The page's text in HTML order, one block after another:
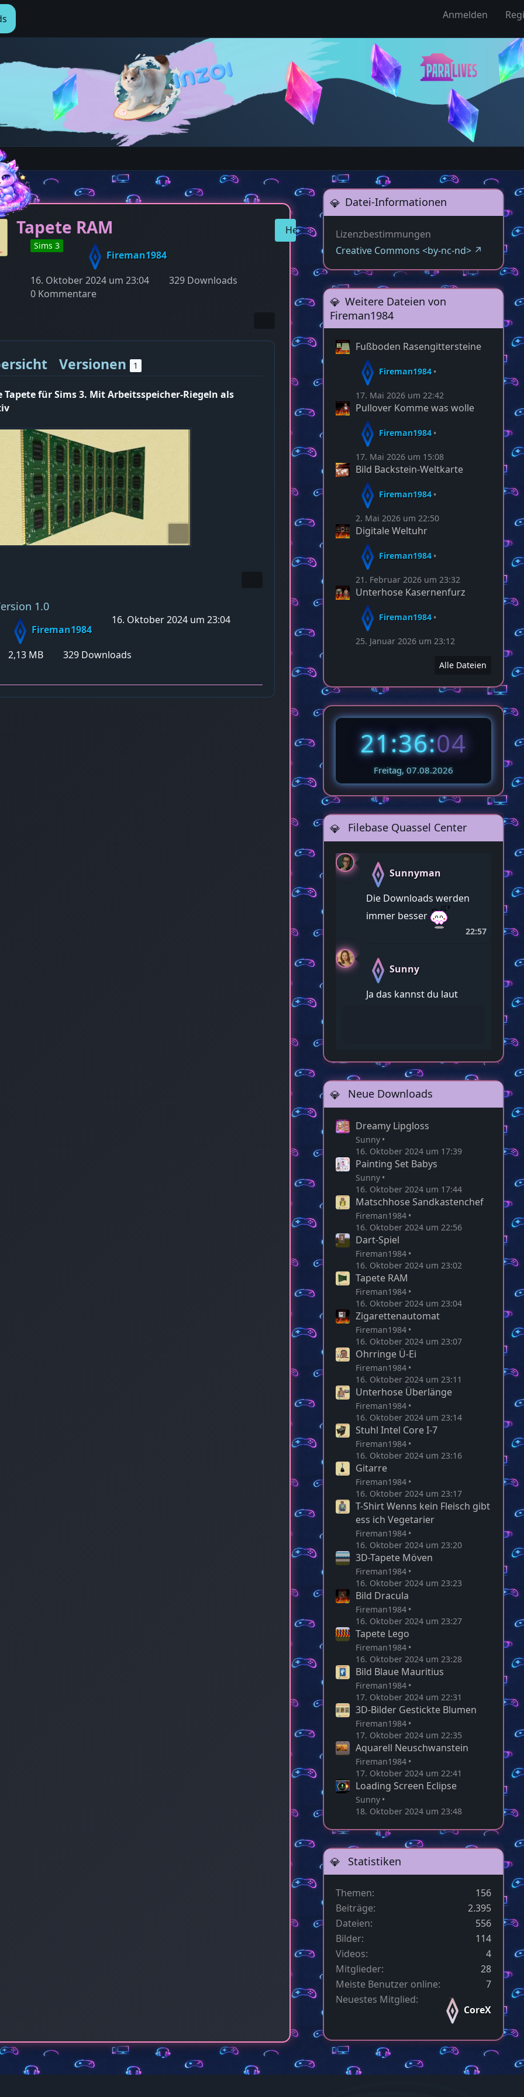
Anmelden
Tapete RAM
Sims 3
Fireman1984
16. Oktober 2024 um 23:04
329 Downloads
0 Kommentare
Herunterladen
Versionen 1
Tapete für Sims 3. Mit Arbeitsspeicher-Riegeln als
1.0
Fireman1984
16. Oktober 2024 um 23:04
2,13 MB 329 Downloads
Datei-Informationen
Lizenzbestimmungen
Creative Commons <by-nc-nd>
Weitere Dateien von
Fireman1984
Fußboden Rasengittersteine
Fireman1984
17. Mai 2026 um 22:42
Pullover Komme was wolle
Fireman1984
17. Mai 2026 um 15:08
Bild Backstein-Weltkarte
Fireman1984
2. Mai 2026 um 22:50
Digitale Weltuhr
Fireman1984
21. Februar 2026 um 23:32
Unterhose Kasernenfurz
Fireman1984
25. Januar 2026 um 23:12
Alle Dateien
21:36:06
Freitag, 07.08.2026
Filebase Quassel Center
Sunnyman
Die Downloads werden
immer besser
22:57
Sunny
Ja das kannst du laut
22:58
Neue Downloads
Dreamy Lipgloss
Sunny
16. Oktober 2024 um 17:39
Painting Set Babys
Sunny
16. Oktober 2024 um 17:44
Matschhose Sandkastenchef
Fireman1984
16. Oktober 2024 um 22:56
Dart-Spiel
Fireman1984
16. Oktober 2024 um 23:02
Tapete RAM
Fireman1984
16. Oktober 2024 um 23:04
Zigarettenautomat
Fireman1984
16. Oktober 2024 um 23:07
Ohrringe Ü-Ei
Fireman1984
16. Oktober 2024 um 23:11
Unterhose Überlänge
Fireman1984
16. Oktober 2024 um 23:14
Stuhl Intel Core I-7
Fireman1984
16. Oktober 2024 um 23:16
Gitarre
Fireman1984
16. Oktober 2024 um 23:17
T-Shirt Wenns kein Fleisch gibt
ess ich Vegetarier
Fireman1984
16. Oktober 2024 um 23:20
3D-Tapete Möven
Fireman1984
16. Oktober 2024 um 23:23
Bild Dracula
Fireman1984
16. Oktober 2024 um 23:27
Tapete Lego
Fireman1984
16. Oktober 2024 um 23:28
Bild Blaue Mauritius
Fireman1984
17. Oktober 2024 um 22:31
3D-Bilder Gestickte Blumen
Fireman1984
17. Oktober 2024 um 22:35
Aquarell Neuschwanstein
Fireman1984
17. Oktober 2024 um 22:41
Loading Screen Eclipse
Sunny
18. Oktober 2024 um 23:48
Statistiken
Themen
156
Beiträge
2.395
Dateien
556
Bilder
114
Videos
4
Mitglieder
28
Meiste Benutzer online
7
Neuestes Mitglied
CoreX